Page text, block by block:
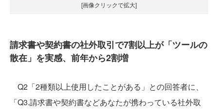
[画像クリックで拡大]
請求書や契約書の社外取引で7割以上が「ツールの
散在」を実感、前年から2割増
Q2「2種類以上使用したことがある」との回答者に、
「Q3.請求書や契約書などあなたが携わっている社外取